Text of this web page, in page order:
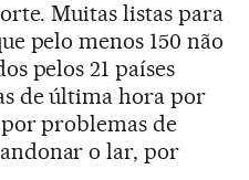
Muitas listas para
pelo menos 150 não
pelos 21 países
de última hora por
problemas de
o lar, por